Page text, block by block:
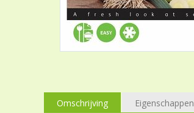
Omschrijving Eigenschappen